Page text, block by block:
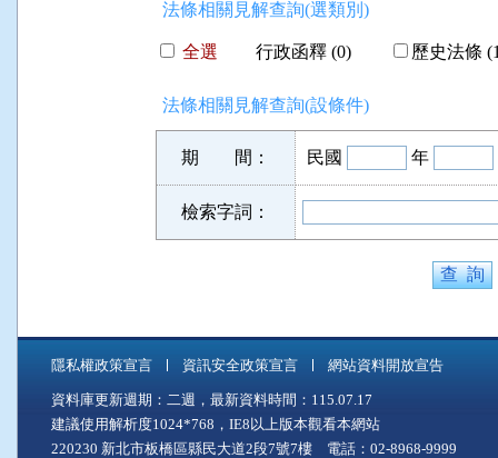
法條相關見解查詢(選類別)
全選 行政函釋 (0) 歷史法條
法條相關見解查詢(設條件)
期 間： 民國 年
檢索字詞：
隱私權政策宣言 資訊安全政策宣言 網站資料開放宣告
資料庫更新週期：二週，最新資料時間：115.07.17
建議使用解析度1024*768，IE8以上版本觀看本網站
220230 新北市板橋區縣民大道2段7號7樓 電話：02-8968-9999